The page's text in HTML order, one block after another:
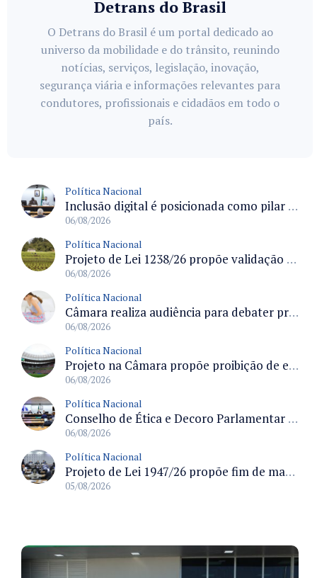
Detrans do Brasil
O Detrans do Brasil é um portal dedicado ao
universo da mobilidade e do trânsito, reunindo
notícias, serviços, legislação, inovação,
segurança viária e informações relevantes para
condutores, profissionais e cidadãos em todo o
país.
Política Nacional
Inclusão digital é posicionada como pilar essencial da reurbanização de favelas e periferias
06/08/2026
Política Nacional
Projeto de Lei 1238/26 propõe validação automática do Cadastro Ambiental Rural para imóveis de até quatro módulos fiscais
06/08/2026
Política Nacional
Câmara realiza audiência para debater prevenção, diagnóstico e tratamento da endometriose na terça-feira às 16 horas
06/08/2026
Política Nacional
Projeto na Câmara propõe proibição de entrada em estádios para condenados por violência e devedores de pensão alimentícia
06/08/2026
Política Nacional
Conselho de Ética e Decoro Parlamentar analisa representações e oitivas agendadas para terça (11)
06/08/2026
Política Nacional
Projeto de Lei 1947/26 propõe fim de margens para cartão de crédito e consignado do INSS
05/08/2026